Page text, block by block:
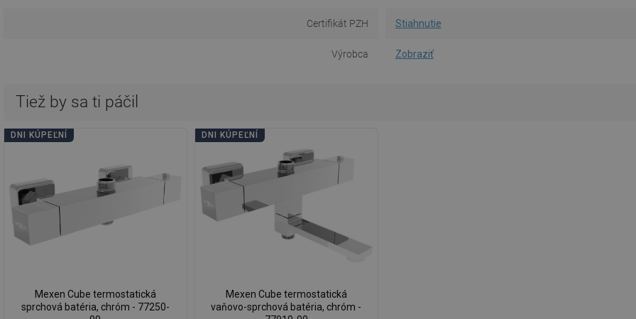
Certifikát PZH Stiahnutie
Výrobca Zobraziť
Tiež by sa ti páčil
DNI KÚPEĽNÍ
Mexen Cube termostatická
sprchová batéria, chróm - 77250-
DNI KÚPEĽNÍ
Mexen Cube termostatická
vaňovo-sprchová batéria, chróm -